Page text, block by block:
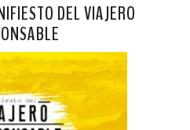
DEL VIAJERO